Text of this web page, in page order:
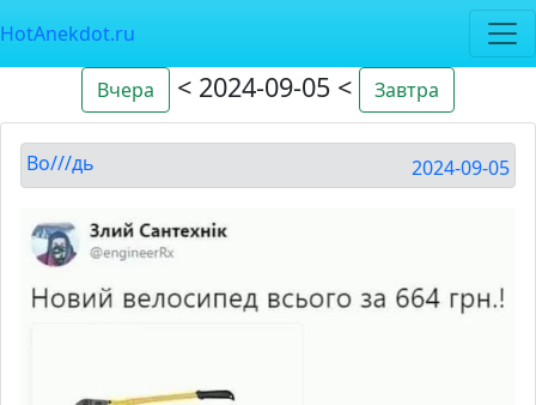
HotAnekdot.ru
Вчера < 2024-09-05 < Завтра
Во///дь 2024-09-05